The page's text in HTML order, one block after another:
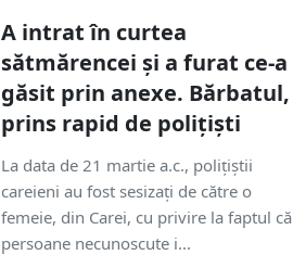
A intrat în curtea
sătmărencei și a furat ce-a
găsit prin anexe. Bărbatul,
prins rapid de polițiști
La data de 21 martie a.c., polițiștii
careieni au fost sesizați de către o
femeie, din Carei, cu privire la faptul că
persoane necunoscute i...